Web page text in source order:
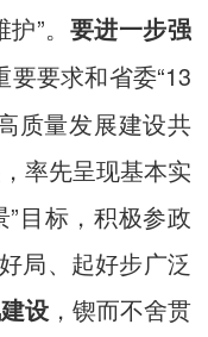
”。 要进一步强
要要求和省委“13
质量发展建设共
率先呈现基本实
目标，积极参政
局、起好步广泛
设 ，锲而不舍贯